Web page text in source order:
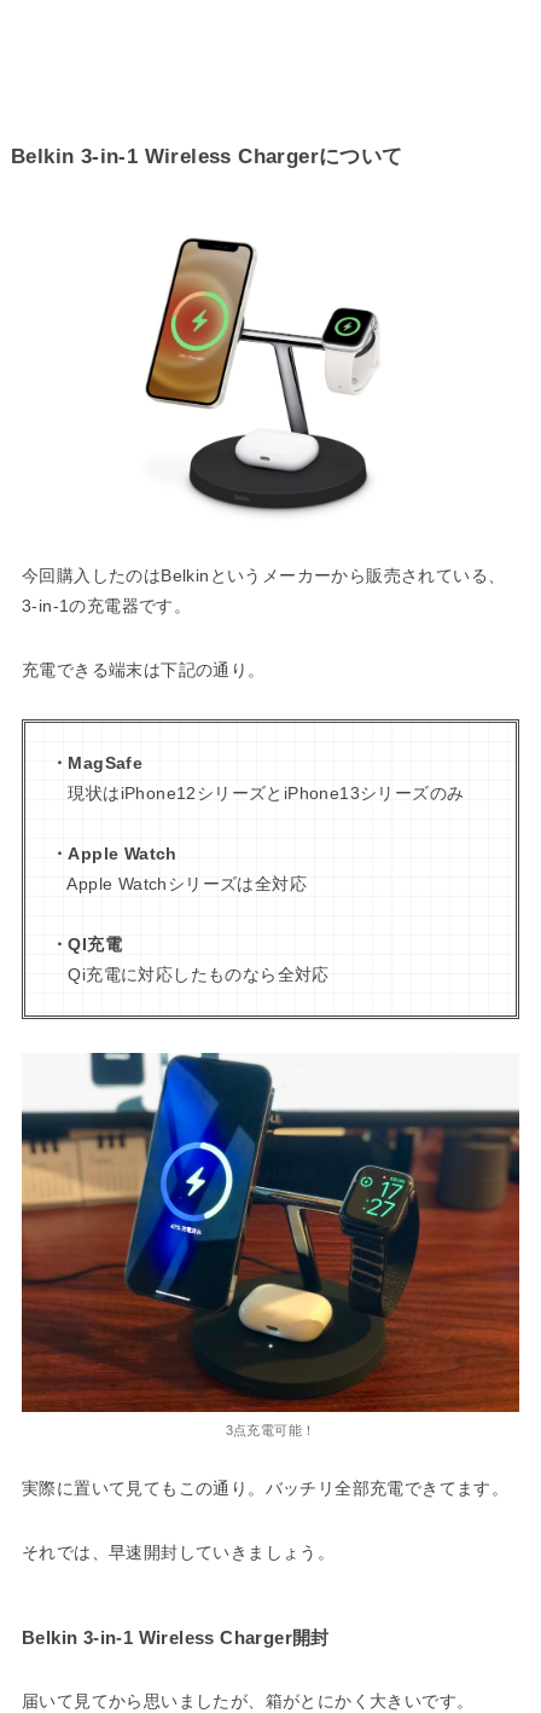
Belkin 3-in-1 Wireless Chargerについて
今回購入したのはBelkinというメーカーから販売されている、
3-in-1の充電器です。
充電できる端末は下記の通り。
・MagSafe
現状はiPhone12シリーズとiPhone13シリーズのみ
・Apple Watch
Apple Watchシリーズは全対応
・QI充電
Qi充電に対応したものなら全対応
3点充電可能！
実際に置いて見てもこの通り。バッチリ全部充電できてます。
それでは、早速開封していきましょう。
Belkin 3-in-1 Wireless Charger開封
届いて見てから思いましたが、箱がとにかく大きいです。